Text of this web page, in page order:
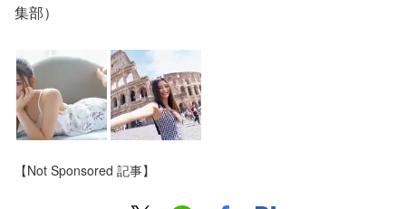
集部）
【Not Sponsored 記事】